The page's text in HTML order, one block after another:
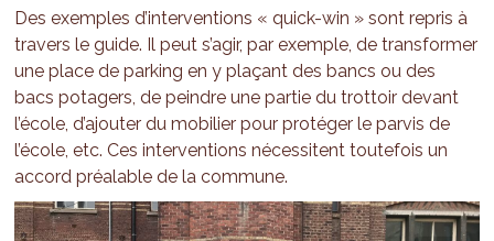
Des exemples d’interventions « quick-win » sont repris à
travers le guide. Il peut s’agir, par exemple, de transformer
une place de parking en y plaçant des bancs ou des
bacs potagers, de peindre une partie du trottoir devant
l’école, d’ajouter du mobilier pour protéger le parvis de
l’école, etc. Ces interventions nécessitent toutefois un
accord préalable de la commune.